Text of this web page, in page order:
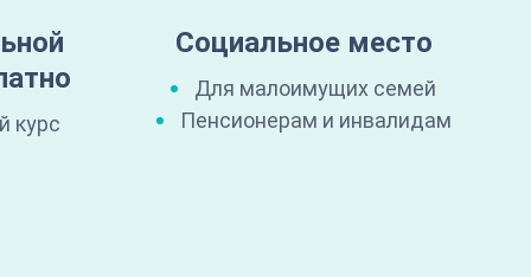
курс
Социальное место
Для малоимущих семей
Пенсионерам и инвалидам